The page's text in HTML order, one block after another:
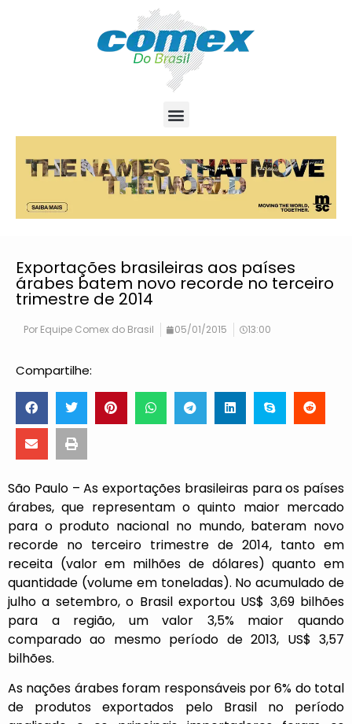
Exportações brasileiras aos países
árabes batem novo recorde no terceiro
trimestre de 2014
Por Equipe Comex do Brasil 05/01/2015 13:00
Compartilhe:
São Paulo – As exportações brasileiras para os países
árabes, que representam o quinto maior mercado
para o produto nacional no mundo, bateram novo
recorde no terceiro trimestre de 2014, tanto em
receita (valor em milhões de dólares) quanto em
quantidade (volume em toneladas). No acumulado de
julho a setembro, o Brasil exportou US$ 3,69 bilhões
para a região, um valor 3,5% maior quando
comparado ao mesmo período de 2013, US$ 3,57
bilhões.
As nações árabes foram responsáveis por 6% do total
de produtos exportados pelo Brasil no período